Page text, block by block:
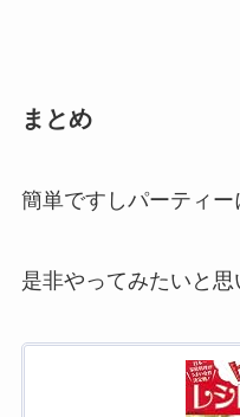
まとめ
簡単ですしパーティー
是非やってみたいと思